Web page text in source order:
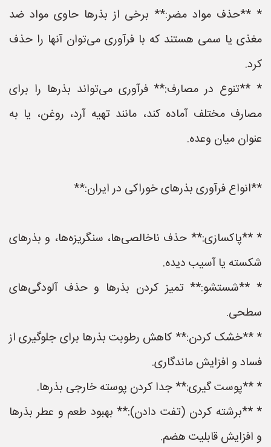
* **حذف مواد مضر:** برخی از بذرها حاوی مواد ضد
مغذی یا سمی هستند که با فرآوری می‌توان آنها را حذف
کرد.
* **تنوع در مصارف:** فرآوری می‌تواند بذرها را برای
مصارف مختلف آماده کند، مانند تهیه آرد، روغن، یا به
عنوان میان وعده.
**انواع فرآوری بذرهای خوراکی در ایران:**
* **پاکسازی:** حذف ناخالصی‌ها، سنگریزه‌ها، و بذرهای
شکسته یا آسیب دیده.
* **شستشو:** تمیز کردن بذرها و حذف آلودگی‌های
سطحی.
* **خشک کردن:** کاهش رطوبت بذرها برای جلوگیری از
فساد و افزایش ماندگاری.
* **پوست گیری:** جدا کردن پوسته خارجی بذرها.
* **برشته کردن (تفت دادن):** بهبود طعم و عطر بذرها
و افزایش قابلیت هضم.